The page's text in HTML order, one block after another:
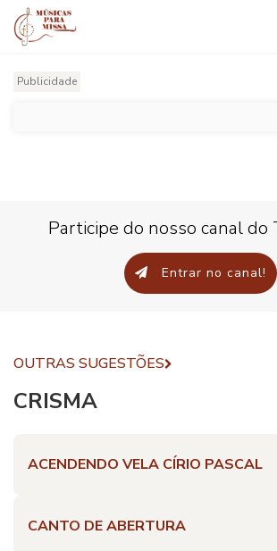
Publicidade
Participe do nosso canal do
Entrar no canal!
OUTRAS SUGESTÕES
CRISMA
ACENDENDO VELA CÍRIO PASCAL
CANTO DE ABERTURA